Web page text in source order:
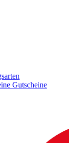
Gutscheine